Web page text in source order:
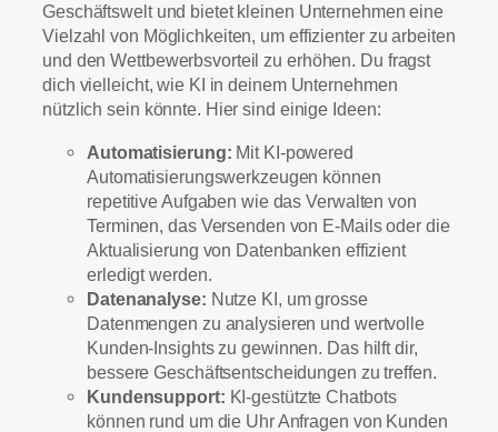
Geschäftswelt und bietet kleinen Unternehmen eine
Vielzahl von Möglichkeiten, um effizienter zu arbeiten
und den Wettbewerbsvorteil zu erhöhen. Du fragst
dich vielleicht, wie KI in deinem Unternehmen
nützlich sein könnte. Hier sind einige Ideen:
Automatisierung: Mit KI-powered
Automatisierungswerkzeugen können
repetitive Aufgaben wie das Verwalten von
Terminen, das Versenden von E-Mails oder die
Aktualisierung von Datenbanken effizient
erledigt werden.
Datenanalyse: Nutze KI, um grosse
Datenmengen zu analysieren und wertvolle
Kunden-Insights zu gewinnen. Das hilft dir,
bessere Geschäftsentscheidungen zu treffen.
Kundensupport: KI-gestützte Chatbots
können rund um die Uhr Anfragen von Kunden